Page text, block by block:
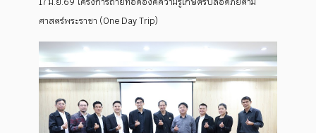
ศาสตร์พระราชา (One Day Trip)